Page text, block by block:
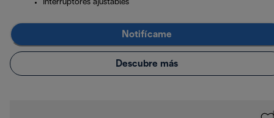
Interruptores ajustables
Notifícame
Descubre más